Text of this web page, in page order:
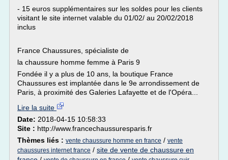
- 15 euros supplémentaires sur les soldes pour les clients
visitant le site internet valable du 01/02/ au 20/02/2018
inclus
France Chaussures, spécialiste de
la chaussure homme femme à Paris 9
Fondée il y a plus de 10 ans, la boutique France
Chaussures est implantée dans le 9e arrondissement de
Paris, à proximité des Galeries Lafayette et de l'Opéra...
Lire la suite
Date: 2018-04-15 10:58:33
Site : http://www.francechaussuresparis.fr
Thèmes liés : vente chaussure homme en france / vente
chaussures internet france / site de vente de chaussure en